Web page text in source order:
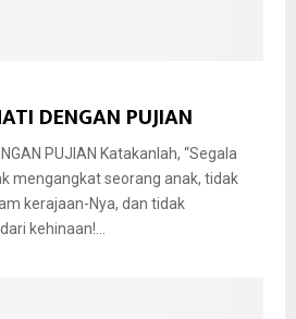
DENGAN PUJIAN
PUJIAN Katakanlah, “Segala
mengangkat seorang anak, tidak
kerajaan-Nya, dan tidak
kehinaan!...